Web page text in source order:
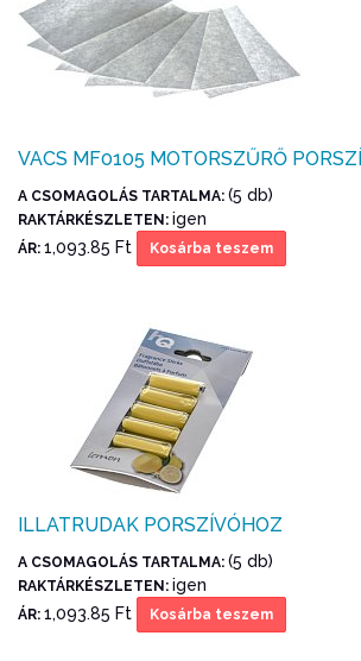
VACS MF0105 MOTORSZŰRŐ
A CSOMAGOLÁS TARTALMA: (5 db)
RAKTÁRKÉSZLETEN: igen
ÁR: 1,093.85 Ft Kosárba teszem
ILLATRUDAK PORSZÍVÓHOZ
A CSOMAGOLÁS TARTALMA: (5 db)
RAKTÁRKÉSZLETEN: igen
ÁR: 1,093.85 Ft Kosárba teszem